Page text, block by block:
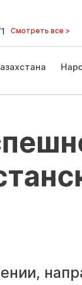
Смотреть все >